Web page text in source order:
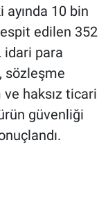
ayında 10 bin
edilen 352
idari para
sözleşme
haksız ticari
güvenliği